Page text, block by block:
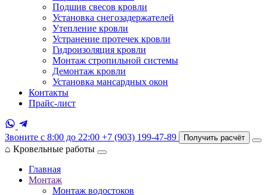
Подшив свесов кровли
Установка снегозадержателей
Утепление кровли
Устранение протечек кровли
Гидроизоляция кровли
Монтаж стропильной системы
Демонтаж кровли
Установка мансардных окон
Контакты
Прайс-лист
Звоните с 8:00 до 22:00 +7 (903) 199-47-89 Получить расчёт
⌂ Кровельные работы
Главная
Монтаж
Монтаж водостоков